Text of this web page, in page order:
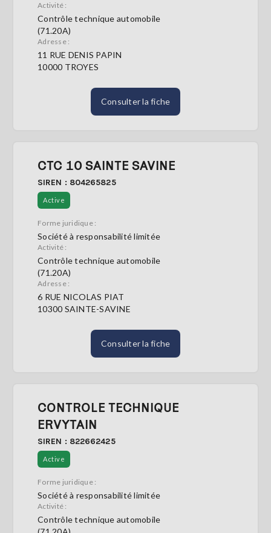
Activité :
Contrôle technique automobile
(71.20A)
Adresse :
11 RUE DENIS PAPIN
10000 TROYES
Consulter la fiche
CTC 10 SAINTE SAVINE
SIREN : 804265825
Active
Forme juridique :
Société à responsabilité limitée
Activité :
Contrôle technique automobile
(71.20A)
Adresse :
6 RUE NICOLAS PIAT
10300 SAINTE-SAVINE
Consulter la fiche
CONTROLE TECHNIQUE
ERVYTAIN
SIREN : 822662425
Active
Forme juridique :
Société à responsabilité limitée
Activité :
Contrôle technique automobile